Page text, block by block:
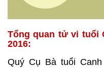
Tổng quan tử vi tuổi
2016:
Quý Cụ Bà tuổi